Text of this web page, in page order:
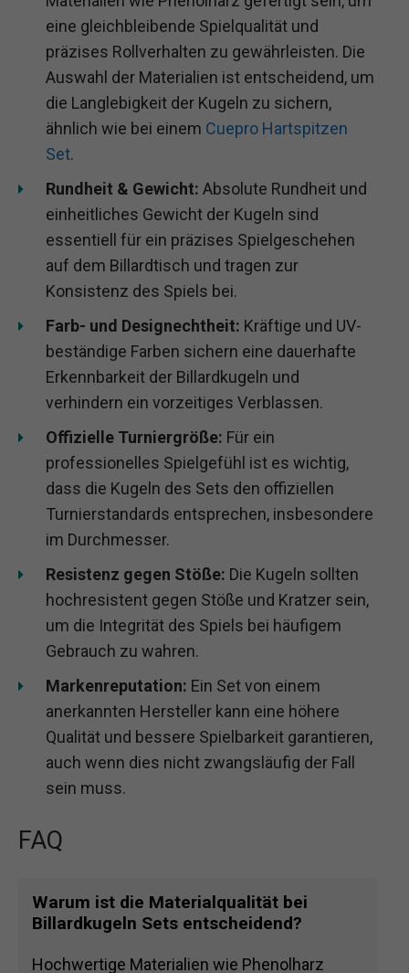
eine gleichbleibende Spielqualität und
präzises Rollverhalten zu gewährleisten. Die
Auswahl der Materialien ist entscheidend, um
die Langlebigkeit der Kugeln zu sichern,
ähnlich wie bei einem Cuepro Hartspitzen
Set.
Rundheit & Gewicht: Absolute Rundheit und
einheitliches Gewicht der Kugeln sind
essentiell für ein präzises Spielgeschehen
auf dem Billardtisch und tragen zur
Konsistenz des Spiels bei.
Farb- und Designechtheit: Kräftige und UV-
beständige Farben sichern eine dauerhafte
Erkennbarkeit der Billardkugeln und
verhindern ein vorzeitiges Verblassen.
Offizielle Turniergröße: Für ein
professionelles Spielgefühl ist es wichtig,
dass die Kugeln des Sets den offiziellen
Turnierstandards entsprechen, insbesondere
im Durchmesser.
Resistenz gegen Stöße: Die Kugeln sollten
hochresistent gegen Stöße und Kratzer sein,
um die Integrität des Spiels bei häufigem
Gebrauch zu wahren.
Markenreputation: Ein Set von einem
anerkannten Hersteller kann eine höhere
Qualität und bessere Spielbarkeit garantieren,
auch wenn dies nicht zwangsläufig der Fall
sein muss.
FAQ
Warum ist die Materialqualität bei
Billardkugeln Sets entscheidend?
Hochwertige Materialien wie Phenolharz